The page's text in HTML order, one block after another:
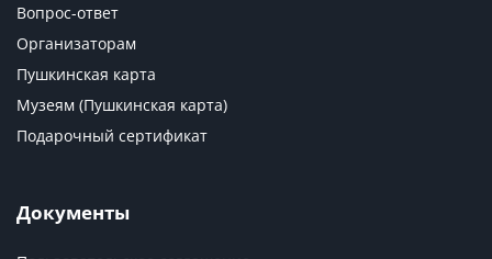
Вопрос-ответ
Организаторам
Пушкинская карта
Музеям (Пушкинская карта)
Подарочный сертификат
Документы